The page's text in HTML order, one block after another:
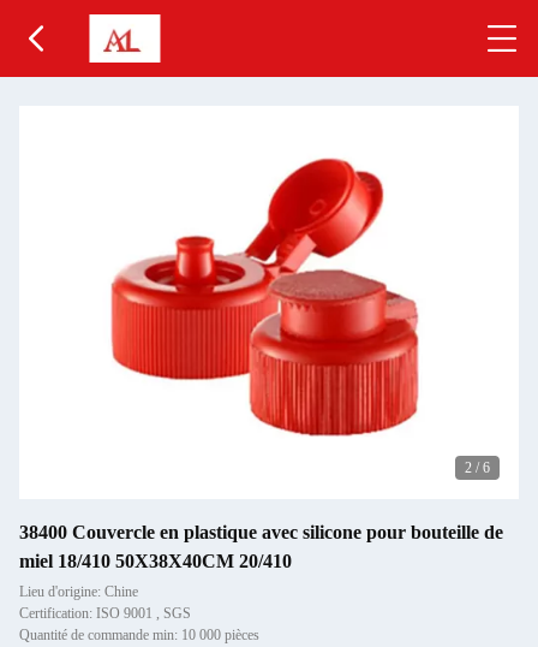
2 / 6
38400 Couvercle en plastique avec silicone pour bouteille de
miel 18/410 50X38X40CM 20/410
Lieu d'origine: Chine
Certification: ISO 9001 , SGS
Quantité de commande min: 10 000 pièces